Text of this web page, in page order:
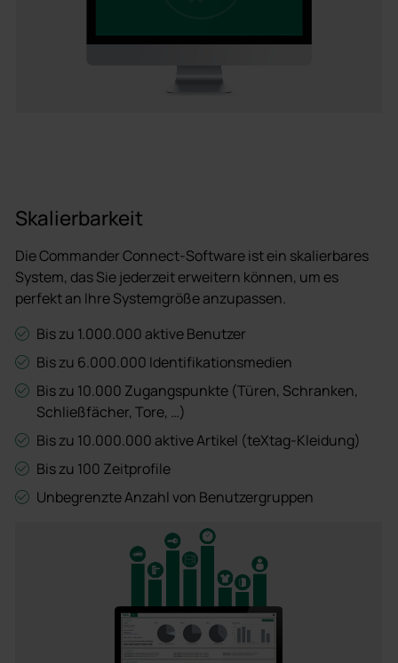
Skalierbarkeit
Die Commander Connect-Software ist ein skalierbares
System, das Sie jederzeit erweitern können, um es
perfekt an Ihre Systemgröße anzupassen.
Bis zu 1.000.000 aktive Benutzer
Bis zu 6.000.000 Identifikationsmedien
Bis zu 10.000 Zugangspunkte (Türen, Schranken,
Schließfächer, Tore, …)
Bis zu 10.000.000 aktive Artikel (teXtag-Kleidung)
Bis zu 100 Zeitprofile
Unbegrenzte Anzahl von Benutzergruppen